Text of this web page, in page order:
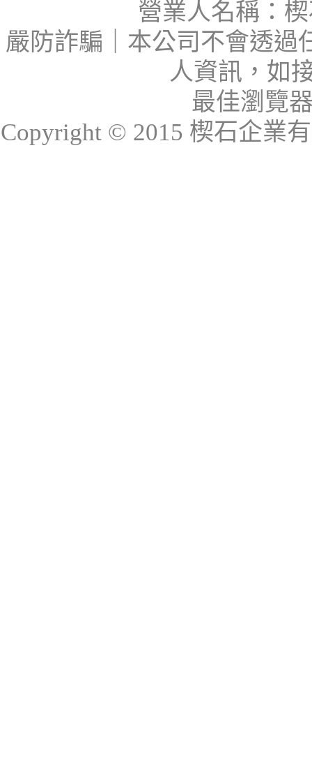
營業人名稱：
嚴防詐騙｜本公司不會透過
人資訊，如
最佳瀏覽
Copyright © 2015 楔石企業